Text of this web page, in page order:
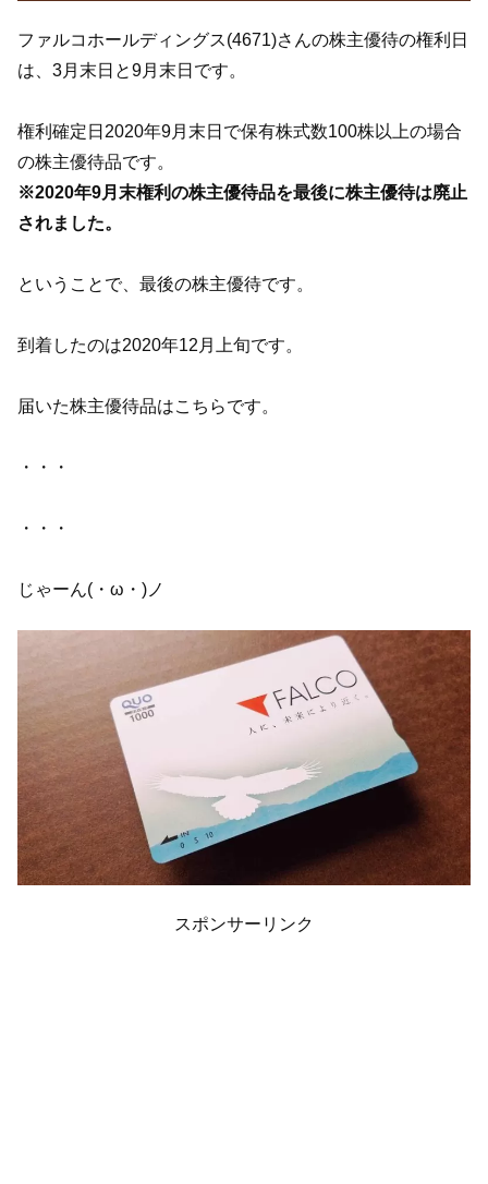
ファルコホールディングス(4671)さんの株主優待の権利日
は、3月末日と9月末日です。
権利確定日2020年9月末日で保有株式数100株以上の場合
の株主優待品です。
※2020年9月末権利の株主優待品を最後に株主優待は廃止
されました。
ということで、最後の株主優待です。
到着したのは2020年12月上旬です。
届いた株主優待品はこちらです。
・・・
・・・
じゃーん(・ω・)ノ
スポンサーリンク